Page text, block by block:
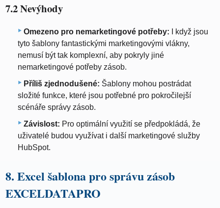
7.2 Nevýhody
Omezeno pro nemarketingové potřeby: I když jsou
tyto šablony fantastickými marketingovými vlákny,
nemusí být tak komplexní, aby pokryly jiné
nemarketingové potřeby zásob.
Příliš zjednodušené: Šablony mohou postrádat
složité funkce, které jsou potřebné pro pokročilejší
scénáře správy zásob.
Závislost: Pro optimální využití se předpokládá, že
uživatelé budou využívat i další marketingové služby
HubSpot.
8. Excel šablona pro správu zásob
EXCELDATAPRO